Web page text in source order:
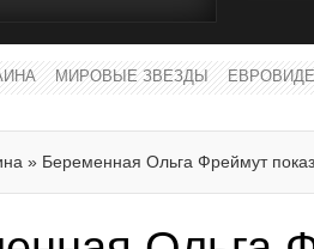
МИРОВЫЕ ЗВЕЗДЫ
» Беременная Ольга Фреймут